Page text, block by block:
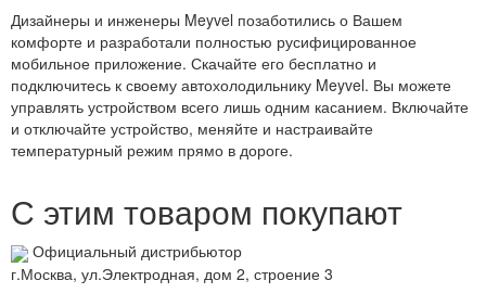
Дизайнеры и инженеры Meyvel позаботились о Вашем
комфорте и разработали полностью русифицированное
мобильное приложение. Скачайте его бесплатно и
подключитесь к своему автохолодильнику Meyvel. Вы можете
управлять устройством всего лишь одним касанием. Включайте
и отключайте устройство, меняйте и настраивайте
температурный режим прямо в дороге.
С этим товаром покупают
Официальный дистрибьютор
г.Москва, ул.Электродная, дом 2, строение 3